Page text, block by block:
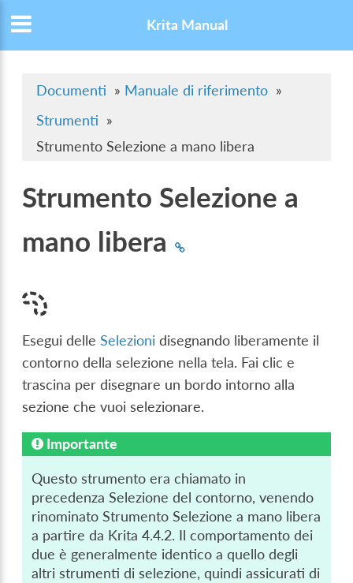
Krita Manual
Documenti » Manuale di riferimento »
Strumenti »
Strumento Selezione a mano libera
Strumento Selezione a
mano libera
Esegui delleSelezioni disegnando liberamente il
contorno della selezione nella tela. Fai clic e
trascina per disegnare un bordo intorno alla
sezione che vuoi selezionare.
Importante
Questo strumento era chiamato in
precedenza Selezione del contorno, venendo
rinominato Strumento Selezione a mano libera
a partire da Krita 4.4.2. Il comportamento dei
due è generalmente identico a quello degli
altri strumenti di selezione, quindi assicurati di